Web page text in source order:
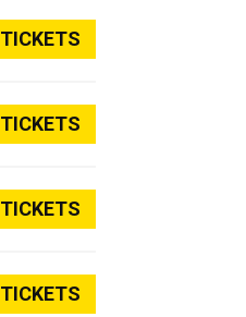
TICKETS
TICKETS
TICKETS
TICKETS